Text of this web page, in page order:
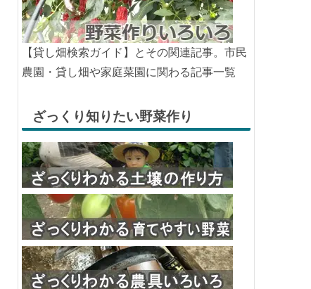
【貸し畑検索ガイド】とその関連記事。市民
農園・貸し畑や家庭菜園に関わる記事一覧
ざっくり知りたい野菜作り